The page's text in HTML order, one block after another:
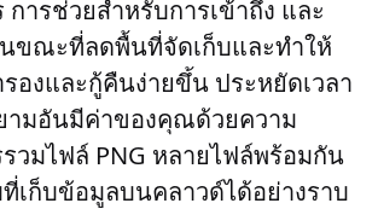
การช่วยสำหรับการเข้าถึง และ
ขณะที่ลดพื้นที่จัดเก็บและทำให้
องและกู้คืนง่ายขึ้น ประหยัดเวลา
ามอันมีค่าของคุณด้วยความ
วมไฟล์ PNG หลายไฟล์พร้อมกัน
เก็บข้อมูลบนคลาวด์ได้อย่างราบ